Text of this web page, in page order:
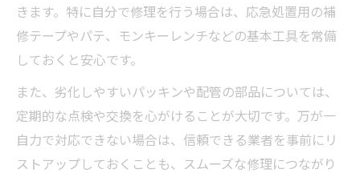
水道修理で水道管漏れを見極める方法
水道修理時の正しい水漏れ補修テープ活用
水道修理で水漏れ箇所を特定するコツ
業者依頼とDIY水道修理の判断基準
きます。特に自分で修理を行う場合は、応急処置用の補
修テープやパテ、モンキーレンチなどの基本工具を常備
しておくと安心です。
また、劣化しやすいパッキンや配管の部品については、
定期的な点検や交換を心がけることが大切です。万が一
自力で対応できない場合は、信頼できる業者を事前にリ
ストアップしておくことも、スムーズな修理につながり